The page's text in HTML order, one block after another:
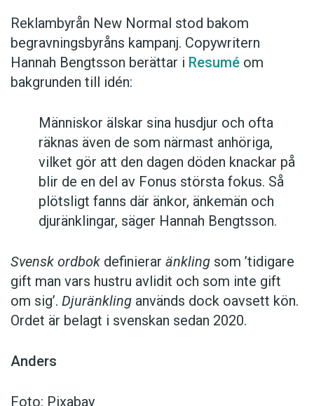
Reklambyrån New Normal stod bakom
begravningsbyråns kampanj. Copywritern
Hannah Bengtsson berättar i Resumé om
bakgrunden till idén:
Människor älskar sina husdjur och ofta
räknas även de som närmast anhöriga,
vilket gör att den dagen döden knackar på
blir de en del av Fonus största fokus. Så
plötsligt fanns där änkor, änkemän och
djuränklingar, säger Hannah Bengtsson.
Svensk ordbok definierar änkling som ’tidigare
gift man vars hustru av­lidit och som inte gift
om sig’. Djuränkling används dock oavsett kön.
Ordet är belagt i svenskan sedan 2020.
Anders
Foto: Pixabay